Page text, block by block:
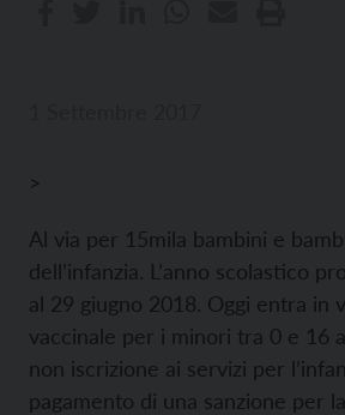
>
Al via per 15mila bambini e
dell’infanzia. L’anno scolastico
al 29 giugno 2018. Oggi entra in
vaccinale per i minori tra 0 e 16
non iscrizione ai servizi per
pagamento di una sanzione per